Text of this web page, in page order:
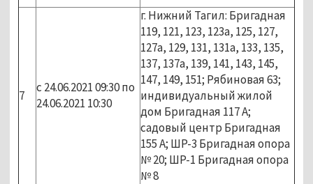
7
с 24.06.2021 09:30 по
24.06.2021 10:30
г. Нижний Тагил: Бригадная
119, 121, 123, 123а, 125, 127,
127а, 129, 131, 131а, 133, 135,
137, 137а, 139, 141, 143, 145,
147, 149, 151; Рябиновая 63;
индивидуальный жилой
дом Бригадная 117 А;
садовый центр Бригадная
155 А; ШР-3 Бригадная опора
№ 20; ШР-1 Бригадная опора
№ 8